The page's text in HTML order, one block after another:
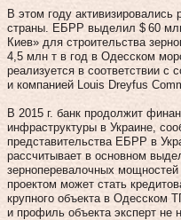
В этом году активизировались
страны. ЕБРР выделил $ 60
Киев» для строительства
4,5 млн т в год в Одесском
реализуется в соответствии
и компанией Louis Dreyfus
В 2015 г. банк продолжит
инфраструктуры в Украине,
представительства ЕБРР в
рассчитывает в основном
зерноперевалочных
проектом может стать
крупного объекта в Одесском
и профиль объекта эксперт не